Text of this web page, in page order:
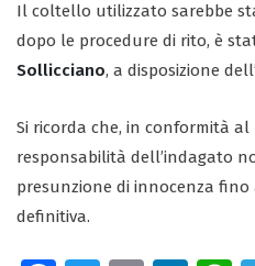
Il coltello utilizzato sarebbe
dopo le procedure di rito, è
Sollicciano, a disposizione
Si ricorda che, in conformità al
responsabilità dell’indagato
presunzione di innocenza
definitiva.